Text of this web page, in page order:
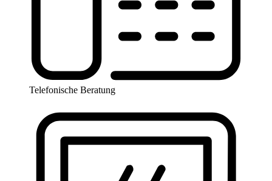
Telefonische Beratung